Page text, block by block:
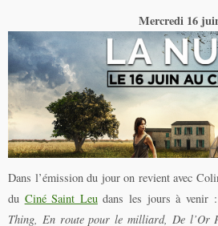
Mercredi 16
Dans l’émission du jour on revient avec
du Ciné Saint Leudans les jours à venir
Thing, En route pour le milliard, De l’Or